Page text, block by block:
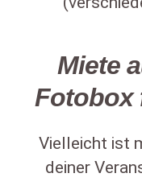
Miete
Fotobox
Vielleicht ist
deiner